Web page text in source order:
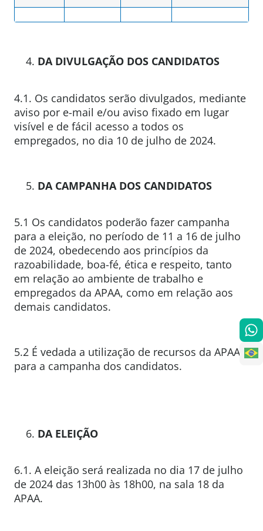
DA DIVULGAÇÃO DOS CANDIDATOS
4.1. Os candidatos serão divulgados, mediante
aviso por e-mail e/ou aviso fixado em lugar
visível e de fácil acesso a todos os
empregados, no dia 10 de julho de 2024.
DA CAMPANHA DOS CANDIDATOS
5.1 Os candidatos poderão fazer campanha
para a eleição, no período de 11 a 16 de julho
de 2024, obedecendo aos princípios da
razoabilidade, boa-fé, ética e respeito, tanto
em relação ao ambiente de trabalho e
empregados da APAA, como em relação aos
demais candidatos.
5.2 É vedada a utilização de recursos da APAA
para a campanha dos candidatos.
DA ELEIÇÃO
6.1. A eleição será realizada no dia 17 de julho
de 2024 das 13h00 às 18h00, na sala 18 da
APAA.